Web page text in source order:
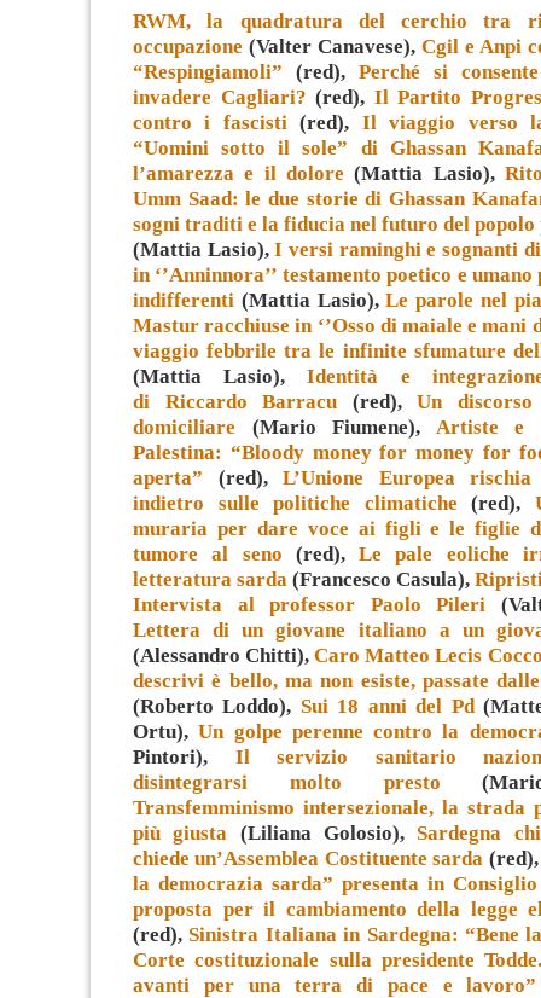
RWM, la quadratura del cerchio tra
occupazione (Valter Canavese), Cgil e Anpi
“Respingiamoli” (red), Perché si
invadere Cagliari? (red), Il Partito
contro i fascisti(red), Il viaggio verso
“Uomini sotto il sole” di Ghassan
l’amarezza e il dolore (Mattia Lasio),
Umm Saad: le due storie di Ghassan
sogni traditi e la fiducia nel futuro del popolo
(Mattia Lasio),I versi raminghi e sognanti
in ‘’Anninnora’’ testamento poetico e
indifferenti (Mattia Lasio),Le parole nel
Mastur racchiuse in ‘’Osso di maiale e mani
viaggio febbrile tra le infinite sfumature
(Mattia Lasio),Identità e
di Riccardo Barracu (red), Un discorso
domiciliare (Mario Fiumene), Artiste e
Palestina: “Bloody money for money for
aperta” (red),L’Unione Europea
indietro sulle politiche climatiche (red),
muraria per dare voce ai figli e le figlie
tumore al seno (red), Le pale eoliche
letteratura sarda (Francesco Casula),
Intervista al professor Paolo Pileri
Lettera di un giovane italiano a un
(Alessandro Chitti),Caro Matteo Lecis
descrivi è bello, ma non esiste, passate
(Roberto Loddo), Sui 18 anni del Pd
Ortu),Un golpe perenne contro la
Pintori), Il servizio sanitario
disintegrarsi molto presto (Mario
Transfemminismo intersezionale, la strada
più giusta (Liliana Golosio),Sardegna
chiede un’Assemblea Costituente sarda
la democrazia sarda” presenta in
proposta per il cambiamento della legge
(red),Sinistra Italiana in Sardegna: “Bene
Corte costituzionale sulla presidente
avanti per una terra di pace e lavoro”